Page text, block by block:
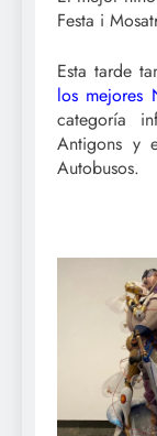
Festa i
Esta tarde
los mejores
categoría
Antigons y
Autobusos.